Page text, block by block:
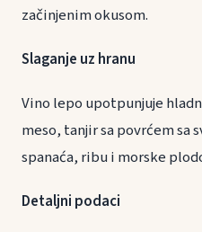
začinjenim okusom.
Slaganje uz hranu
Vino lepo upotpunjuje
meso, tanjir sa povrćem sa
spanaća, ribu i morske
Detaljni podaci